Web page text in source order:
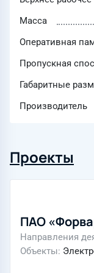
Масса
Оперативная
Пропускная
Габаритные
Производитель
Проекты
ПАО
Направления
Объекты